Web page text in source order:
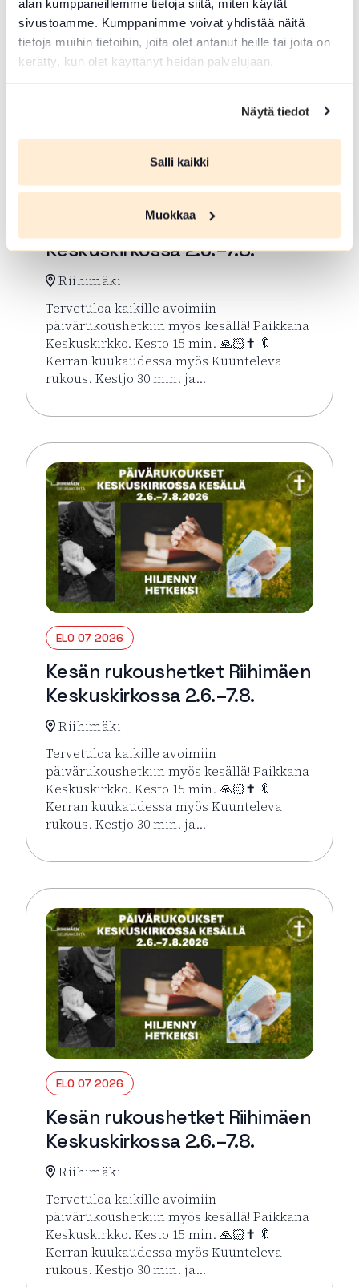
alan kumppaneillemme tietoja siitä, miten käytät
sivustoamme. Kumppanimme voivat yhdistää näitä
tietoja muihin tietoihin, joita olet antanut heille tai joita on
kerätty, kun olet käyttänyt heidän palvelujaan.
Näytä tiedot
Salli kaikki
Muokkaa
ELO 07 2026
Kesän rukoushetket Riihimäen
Keskuskirkossa 2.6.–7.8.
Riihimäki
Tervetuloa kaikille avoimiin
päivärukoushetkiin myös kesällä! Paikkana
Keskuskirkko. Kesto 15 min. 🙏🏻✝️ 🔖
Kerran kuukaudessa myös Kuunteleva
rukous. Kestjo 30 min. ja…
Lue lisää tapahtumasta Kesän rukoushetket
ELO 07 2026
Kesän rukoushetket Riihimäen
Keskuskirkossa 2.6.–7.8.
Riihimäki
Tervetuloa kaikille avoimiin
päivärukoushetkiin myös kesällä! Paikkana
Keskuskirkko. Kesto 15 min. 🙏🏻✝️ 🔖
Kerran kuukaudessa myös Kuunteleva
rukous. Kestjo 30 min. ja…
Lue lisää tapahtumasta Kesän rukoushetket
ELO 07 2026
Kesän rukoushetket Riihimäen
Keskuskirkossa 2.6.–7.8.
Riihimäki
Tervetuloa kaikille avoimiin
päivärukoushetkiin myös kesällä! Paikkana
Keskuskirkko. Kesto 15 min. 🙏🏻✝️ 🔖
Kerran kuukaudessa myös Kuunteleva
rukous. Kestjo 30 min. ja…